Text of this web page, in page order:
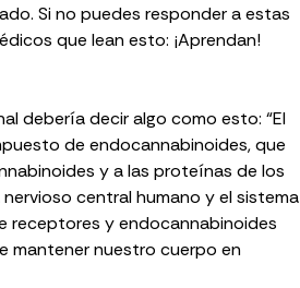
Si no puedes responder a estas
que lean esto: ¡Aprendan!
debería decir algo como esto: “El
de endocannabinoides, que
y a las proteínas de los
central humano y el sistema
receptores y endocannabinoides
mantener nuestro cuerpo en